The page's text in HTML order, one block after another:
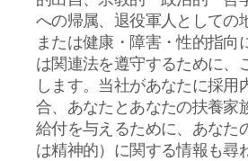
への帰属、退役軍人としての
または健康・障害・性的指向
は関連法を遵守するために、
します。当社があなたに採用
合、あなたとあなたの扶養家
給付を与えるために、あなた
は精神的）に関する情報も尋